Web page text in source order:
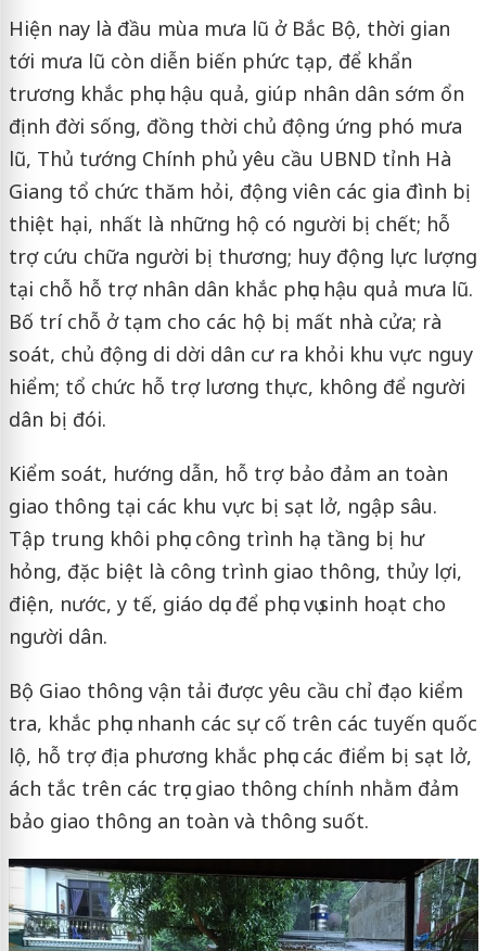
Hiện nay là đầu mùa mưa lũ ở Bắc Bộ, thời gian
tới mưa lũ còn diễn biến phức tạp, để khẩn
trương khắc phục hậu quả, giúp nhân dân sớm ổn
định đời sống, đồng thời chủ động ứng phó mưa
lũ, Thủ tướng Chính phủ yêu cầu UBND tỉnh Hà
Giang tổ chức thăm hỏi, động viên các gia đình bị
thiệt hại, nhất là những hộ có người bị chết; hỗ
trợ cứu chữa người bị thương; huy động lực lượng
tại chỗ hỗ trợ nhân dân khắc phục hậu quả mưa lũ.
Bố trí chỗ ở tạm cho các hộ bị mất nhà cửa; rà
soát, chủ động di dời dân cư ra khỏi khu vực nguy
hiểm; tổ chức hỗ trợ lương thực, không để người
dân bị đói.
Kiểm soát, hướng dẫn, hỗ trợ bảo đảm an toàn
giao thông tại các khu vực bị sạt lở, ngập sâu.
Tập trung khôi phục công trình hạ tầng bị hư
hỏng, đặc biệt là công trình giao thông, thủy lợi,
điện, nước, y tế, giáo dục để phục vụ sinh hoạt cho
người dân.
Bộ Giao thông vận tải được yêu cầu chỉ đạo kiểm
tra, khắc phục nhanh các sự cố trên các tuyến quốc
lộ, hỗ trợ địa phương khắc phục các điểm bị sạt lở,
ách tắc trên các trục giao thông chính nhằm đảm
bảo giao thông an toàn và thông suốt.